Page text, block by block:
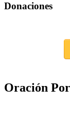
Donaciones
Oración